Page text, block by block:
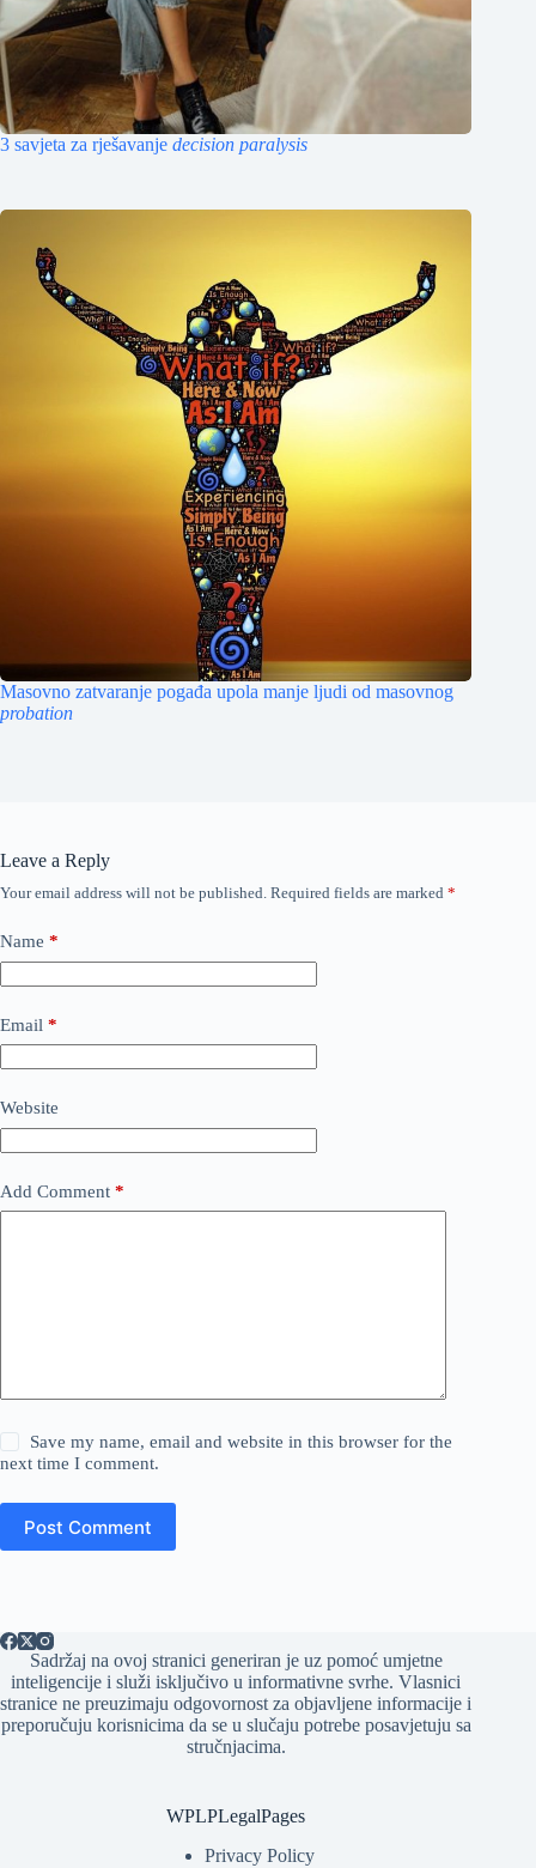
3 savjeta za rješavanje decision paralysis
Masovno zatvaranje pogađa upola manje ljudi od masovnog
probation
Leave a Reply
Your email address will not be published. Required fields are marked *
Name *
Email *
Website
Add Comment *
Save my name, email and website in this browser for the
next time I comment.
Post Comment
Sadržaj na ovoj stranici generiran je uz pomoć umjetne
inteligencije i služi isključivo u informativne svrhe. Vlasnici
stranice ne preuzimaju odgovornost za objavljene informacije i
preporučuju korisnicima da se u slučaju potrebe posavjetuju sa
stručnjacima.
WPLPLegalPages
Privacy Policy